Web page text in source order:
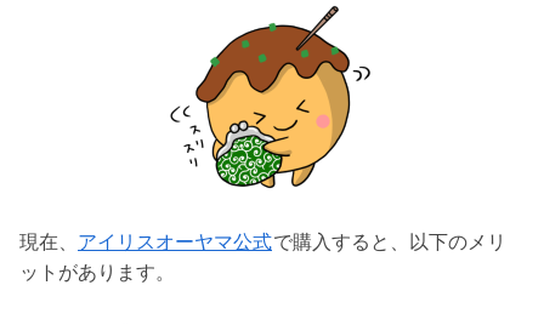
現在、 アイリスオーヤマ公式で購入すると、以下のメリ
ットがあります。